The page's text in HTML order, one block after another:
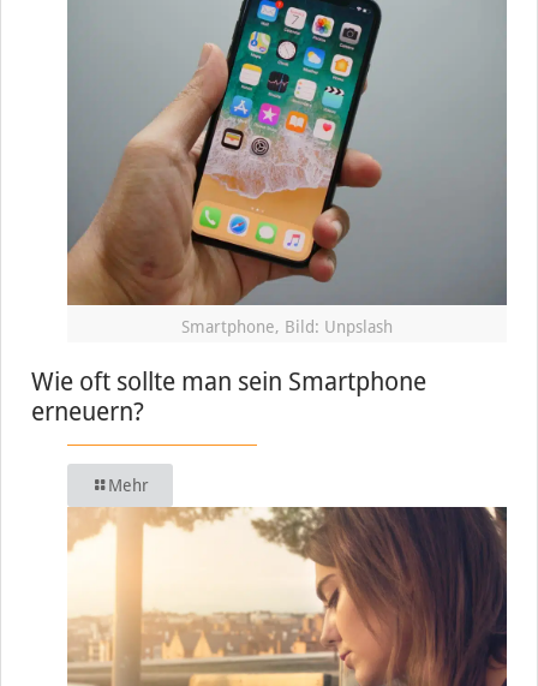
Smartphone, Bild: Unpslash
Wie oft sollte man sein Smartphone
erneuern?
Mehr